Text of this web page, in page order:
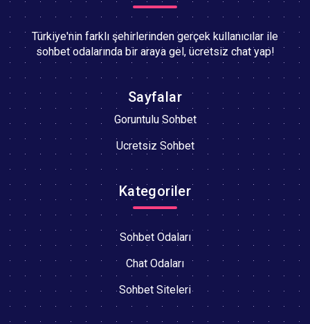
Türkiye'nin farklı şehirlerinden gerçek kullanıcılar ile
sohbet odalarında bir araya gel, ücretsiz chat yap!
Sayfalar
Goruntulu Sohbet
Ucretsiz Sohbet
Kategoriler
Sohbet Odaları
Chat Odaları
Sohbet Siteleri